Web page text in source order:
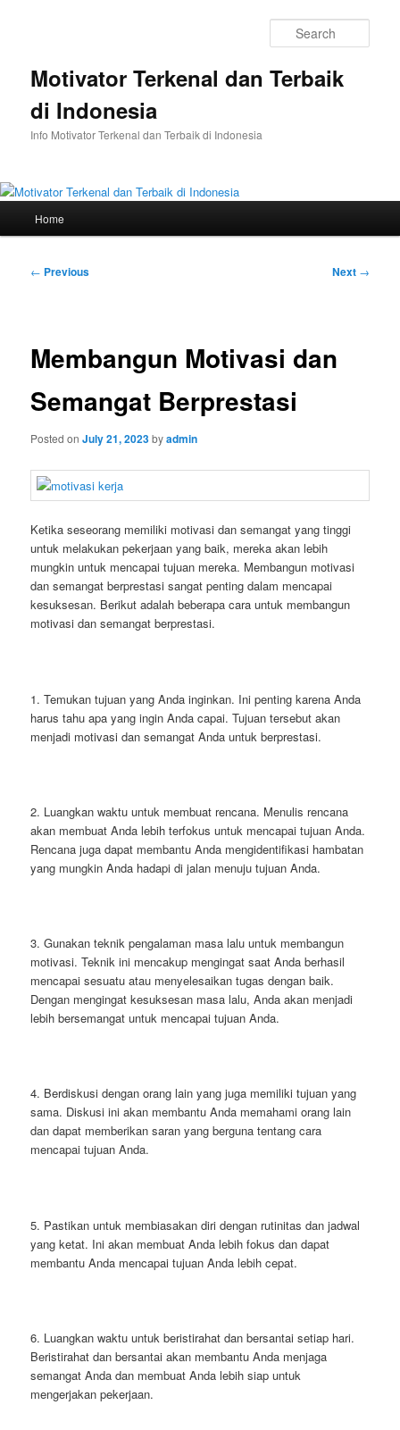
Motivator Terkenal dan Terbaik
di Indonesia
Info Motivator Terkenal dan Terbaik di Indonesia
Home
Post
← Previous Next →
Membangun Motivasi dan
Semangat Berprestasi
Posted onJuly 21, 2023byadmin
Ketika seseorang memiliki motivasi dan semangat yang tinggi
untuk melakukan pekerjaan yang baik, mereka akan lebih
mungkin untuk mencapai tujuan mereka. Membangun motivasi
dan semangat berprestasi sangat penting dalam mencapai
kesuksesan. Berikut adalah beberapa cara untuk membangun
motivasi dan semangat berprestasi.
1. Temukan tujuan yang Anda inginkan. Ini penting karena Anda
harus tahu apa yang ingin Anda capai. Tujuan tersebut akan
menjadi motivasi dan semangat Anda untuk berprestasi.
2. Luangkan waktu untuk membuat rencana. Menulis rencana
akan membuat Anda lebih terfokus untuk mencapai tujuan Anda.
Rencana juga dapat membantu Anda mengidentifikasi hambatan
yang mungkin Anda hadapi di jalan menuju tujuan Anda.
3. Gunakan teknik pengalaman masa lalu untuk membangun
motivasi. Teknik ini mencakup mengingat saat Anda berhasil
mencapai sesuatu atau menyelesaikan tugas dengan baik.
Dengan mengingat kesuksesan masa lalu, Anda akan menjadi
lebih bersemangat untuk mencapai tujuan Anda.
4. Berdiskusi dengan orang lain yang juga memiliki tujuan yang
sama. Diskusi ini akan membantu Anda memahami orang lain
dan dapat memberikan saran yang berguna tentang cara
mencapai tujuan Anda.
5. Pastikan untuk membiasakan diri dengan rutinitas dan jadwal
yang ketat. Ini akan membuat Anda lebih fokus dan dapat
membantu Anda mencapai tujuan Anda lebih cepat.
6. Luangkan waktu untuk beristirahat dan bersantai setiap hari.
Beristirahat dan bersantai akan membantu Anda menjaga
semangat Anda dan membuat Anda lebih siap untuk
mengerjakan pekerjaan.